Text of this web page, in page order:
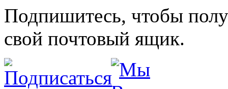
Подпишитесь, чтобы
свой почтовый ящик.